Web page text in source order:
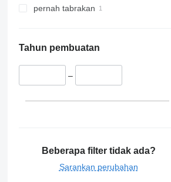
pernah tabrakan
Tahun pembuatan
–
Beberapa filter tidak ada?
Sarankan perubahan